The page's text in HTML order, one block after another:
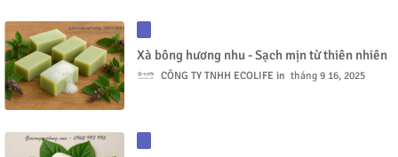
Xà bông hương nhu - Sạch mịn từ thiên nhiên
CÔNG TY TNHH ECOLIFE tháng 9 16, 2025